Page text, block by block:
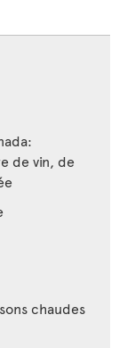
de vin, de
chaudes